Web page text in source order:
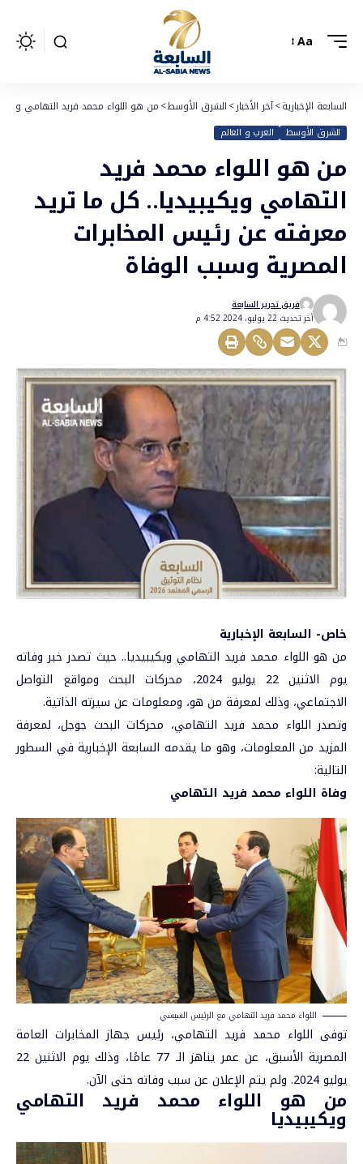
Aa
السابعة الإخبارية>آخر الأخبار>الشرق الأوسط>من هو اللواء محمد فريد التهامي
الشرق الأوسط العرب و العالم
من هو اللواء محمد فريد
التهامي ويكيبيديا.. كل ما تريد
معرفته عن رئيس المخابرات
المصرية وسبب الوفاة
أخر تحديث 22 يوليو، 2024 4:52 م
فريق تحرير السابعة
خاص- السابعة الإخبارية
من هو اللواء محمد فريد التهامي ويكيبيديا.. حيث تصدر خبر وفاته
يوم الاثنين 22 يوليو 2024، محركات البحث ومواقع التواصل
الاجتماعي، وذلك لمعرفة من هو، ومعلومات عن سيرته الذاتية.
وتصدر اللواء محمد فريد التهامي، محركات البحث جوجل، لمعرفة
المزيد من المعلومات، وهو ما يقدمه السابعة الإخبارية في السطور
التالية:
وفاة اللواء محمد فريد التهامي
اللواء محمد فريد التهامي مع الرئيس السيسي
توفى اللواء محمد فريد التهامي، رئيس جهاز المخابرات العامة
المصرية الأسبق، عن عمر يناهز الـ 77 عامًا، وذلك يوم الاثنين 22
يوليو 2024. ولم يتم الإعلان عن سبب وفاته حتى الآن.
من هو اللواء محمد فريد التهامي
ويكيبيديا